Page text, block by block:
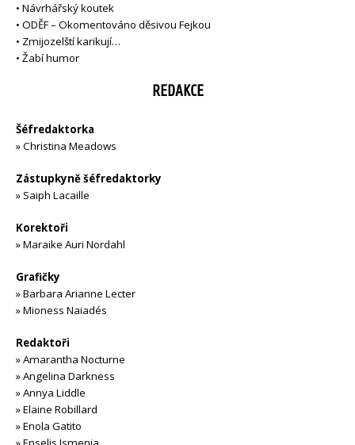
• Návrhářský koutek
• ODĚF – Okomentováno děsivou Fejkou
• Zmijozelští karikují…
• Žabí humor
REDAKCE
Šéfredaktorka
»Christina Meadows
Zástupkyně šéfredaktorky
» Saiph Lacaille
Korektoři
»Maraike Auri Nordahl
Grafičky
»Barbara Arianne Lecter
»Mioness Naiadés
Redaktoři
»Amarantha Nocturne
»Angelina Darkness
»Annya Liddle
»Elaine Robillard
»Enola Gatito